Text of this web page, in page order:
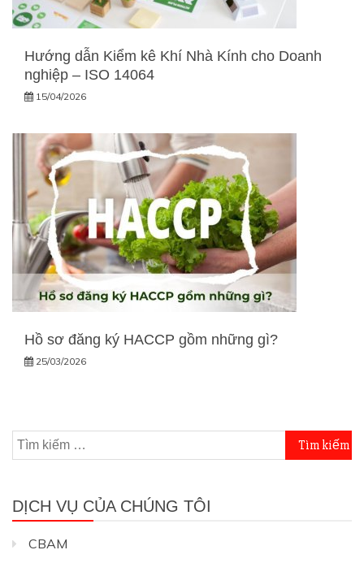
Hướng dẫn Kiểm kê Khí Nhà Kính cho Doanh
nghiệp – ISO 14064
15/04/2026
Hồ sơ đăng ký HACCP gồm những gì?
25/03/2026
Tìm
kiếm
DỊCH VỤ CỦA CHÚNG TÔI
CBAM